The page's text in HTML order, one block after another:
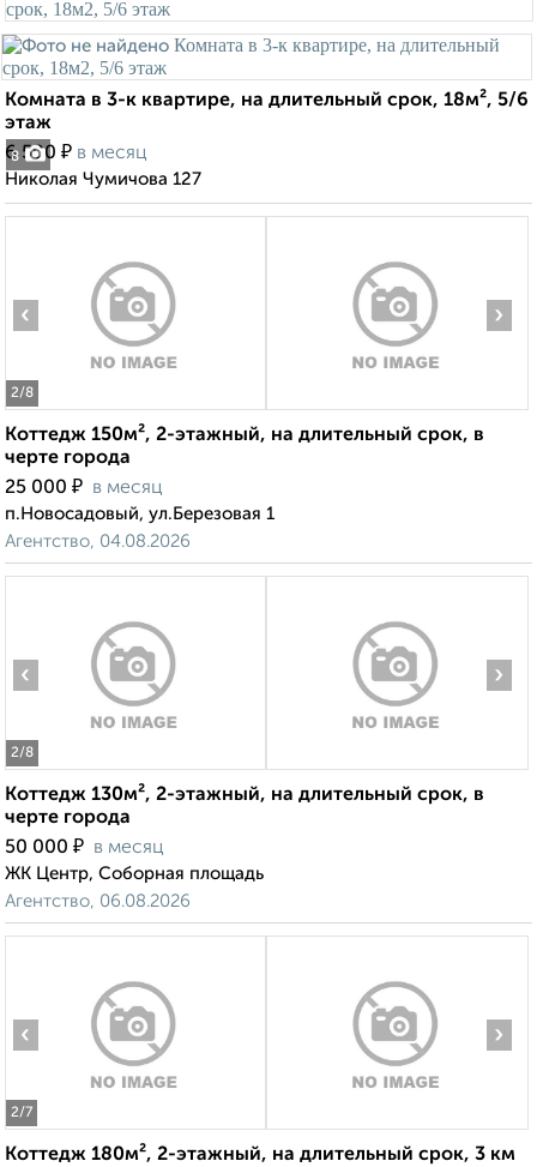
8
Комната в 3-к квартире, на длительный срок, 18м², 5/6
этаж
6 500 ₽ в месяц
Николая Чумичова 127
2/8
‹ ›
Коттедж 150м², 2-этажный, на длительный срок, в
черте города
25 000 ₽ в месяц
п.Новосадовый, ул.Березовая 1
Агентство, 04.08.2026
2/8
‹ ›
Коттедж 130м², 2-этажный, на длительный срок, в
черте города
50 000 ₽ в месяц
ЖК Центр, Соборная площадь
Агентство, 06.08.2026
2/7
‹ ›
Коттедж 180м², 2-этажный, на длительный срок, 3 км